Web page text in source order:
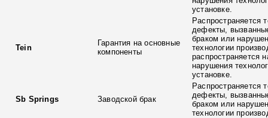
установке.
Tein
Гарантия на основные
компоненты
Распространяется
дефекты,
браком или
технологии
распространяется
нарушения
установке.
Sb Springs Заводской брак
Распространяется
дефекты,
браком или
технологии